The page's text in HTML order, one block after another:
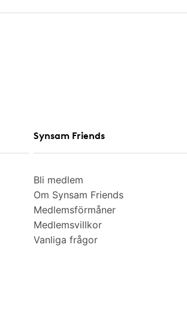
Synsam Friends
Bli medlem
Om Synsam Friends
Medlemsförmåner
Medlemsvillkor
Vanliga frågor